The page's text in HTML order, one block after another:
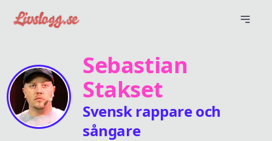
Sebastian
Stakset
Svensk rappare och
sångare